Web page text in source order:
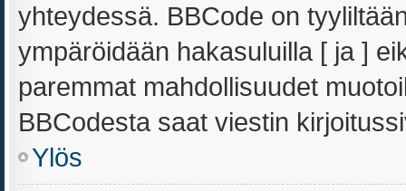
yhteydessä. BBCode on
ympäröidään hakasuluilla [ ja ]
paremmat mahdollisuudet
BBCodesta saat viestin
Ylös